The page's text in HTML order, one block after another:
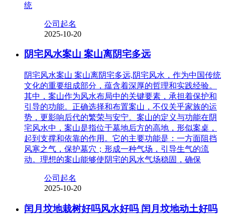
统
公司起名
2025-10-20
阴宅风水案山 案山离阴宅多远
阴宅风水案山 案山离阴宅多远,阴宅风水，作为中国传统
文化的重要组成部分，蕴含着深厚的哲理和实践经验。
其中，案山作为风水布局中的关键要素，承担着保护和
引导的功能。正确选择和布置案山，不仅关乎家族的运
势，更影响后代的繁荣与安宁。案山的定义与功能在阴
宅风水中，案山是指位于墓地后方的高地，形似案桌，
起到支撑和依靠的作用。它的主要功能是：一方面阻挡
风寒之气，保护墓穴；形成一种气场，引导生气的流
动。理想的案山能够使阴宅的风水气场稳固，确保
公司起名
2025-10-20
闰月坟地栽树好吗风水好吗 闰月坟地动土好吗